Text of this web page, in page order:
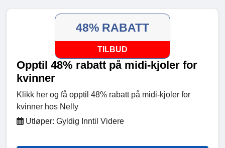
48% RABATT
TILBUD
Opptil 48% rabatt på midi-kjoler for
kvinner
Klikk her og få opptil 48% rabatt på midi-kjoler for
kvinner hos Nelly
Utløper: Gyldig Inntil Videre